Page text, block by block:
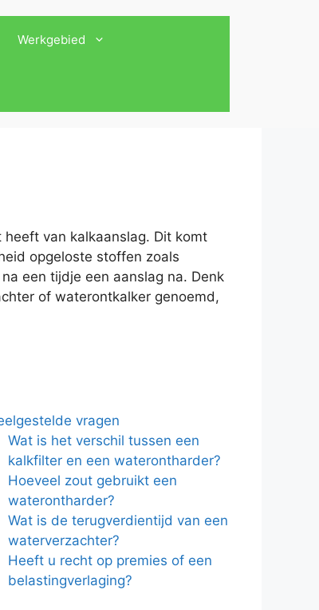
Werkgebied
van kalkaanslag. Dit komt
opgeloste stoffen zoals
een tijdje een aanslag na. Denk
of waterontkalker genoemd,
vragen
Wat is het verschil tussen een
kalkfilter en een waterontharder?
Hoeveel zout gebruikt een
waterontharder?
Wat is de terugverdientijd van een
waterverzachter?
Heeft u recht op premies of een
belastingverlaging?